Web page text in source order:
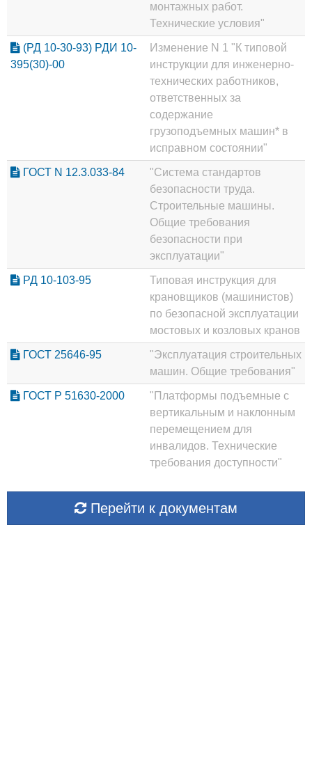
монтажных работ.
Технические условия"
(РД 10-30-93) РДИ 10-
395(30)-00
Изменение N 1 "К типовой
инструкции для инженерно-
технических работников,
ответственных за
содержание
грузоподъемных машин* в
исправном состоянии"
ГОСТ N 12.3.033-84
"Система стандартов
безопасности труда.
Строительные машины.
Общие требования
безопасности при
эксплуатации"
РД 10-103-95
Типовая инструкция для
крановщиков (машинистов)
по безопасной эксплуатации
мостовых и козловых кранов
ГОСТ 25646-95
"Эксплуатация строительных
машин. Общие требования"
ГОСТ Р 51630-2000
"Платформы подъемные с
вертикальным и наклонным
перемещением для
инвалидов. Технические
требования доступности"
Перейти к документам